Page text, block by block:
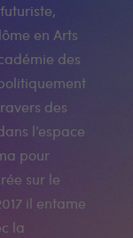
en Arts
des
des
l’espace
pour
sur le
il entame
la